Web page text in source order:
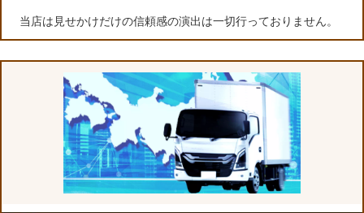
当店は見せかけだけの信頼感の演出は一切行っておりません。